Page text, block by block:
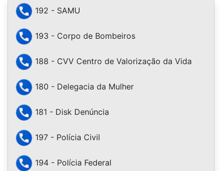
192 - SAMU
193 - Corpo de Bombeiros
188 - CVV Centro de Valorização da Vida
180 - Delegacia da Mulher
181 - Disk Denúncia
197 - Polícia Civil
194 - Polícia Federal